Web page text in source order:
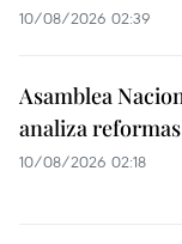
10/08/2026 02:39
Asamblea
analiza
10/08/2026 02:18